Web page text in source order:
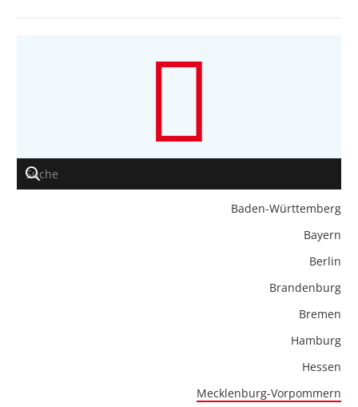
Baden-Württemberg
Bayern
Berlin
Brandenburg
Bremen
Hamburg
Hessen
Mecklenburg-Vorpommern